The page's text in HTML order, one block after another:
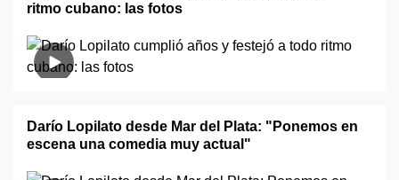
ritmo cubano: las fotos
Darío Lopilato desde Mar del Plata: "Ponemos en
escena una comedia muy actual"